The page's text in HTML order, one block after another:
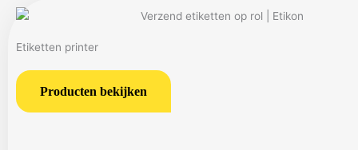
Etiketten printer
Producten bekijken